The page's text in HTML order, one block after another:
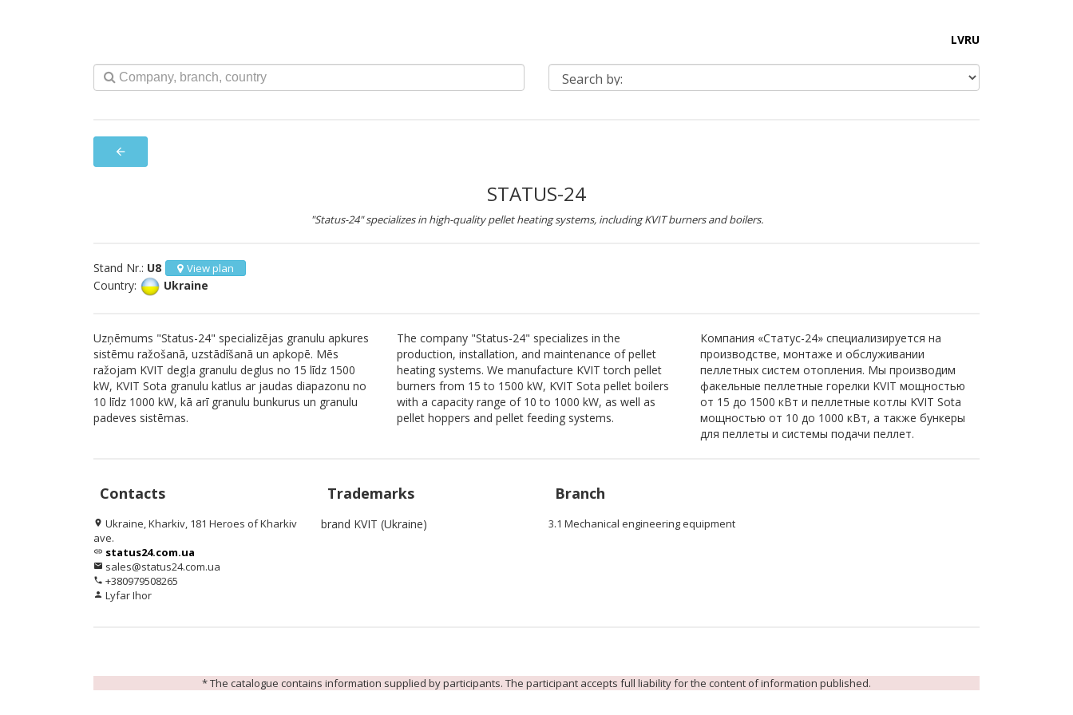
LVRU
arrow_back
STATUS-24
"Status-24" specializes in high-quality pellet heating systems, including KVIT burners and boilers.
Stand Nr.: U8 View plan
Country: Ukraine
Uzņēmums "Status-24" specializējas granulu apkures
sistēmu ražošanā, uzstādīšanā un apkopē. Mēs
ražojam KVIT degļa granulu deglus no 15 līdz 1500
kW, KVIT Sota granulu katlus ar jaudas diapazonu no
10 līdz 1000 kW, kā arī granulu bunkurus un granulu
padeves sistēmas.
The company "Status-24" specializes in the
production, installation, and maintenance of pellet
heating systems. We manufacture KVIT torch pellet
burners from 15 to 1500 kW, KVIT Sota pellet boilers
with a capacity range of 10 to 1000 kW, as well as
pellet hoppers and pellet feeding systems.
Компания «Статус-24» специализируется на
производстве, монтаже и обслуживании
пеллетных систем отопления. Мы производим
факельные пеллетные горелки KVIT мощностью
от 15 до 1500 кВт и пеллетные котлы KVIT Sota
мощностью от 10 до 1000 кВт, а также бункеры
для пеллеты и системы подачи пеллет.
Contacts
location_on Ukraine, Kharkiv, 181 Heroes of Kharkiv
ave.
link status24.com.ua
email sales@status24.com.ua
phone +380979508265
person Lyfar Ihor
Trademarks
brand KVIT (Ukraine)
Branch
3.1 Mechanical engineering equipment
* The catalogue contains information supplied by participants. The participant accepts full liability for the content of information published.